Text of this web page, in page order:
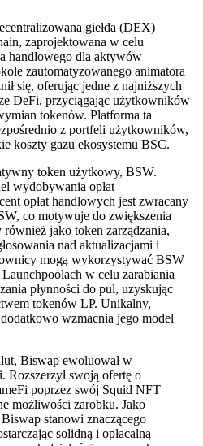
giełda (DEX)
zaprojektowana w celu
handlowego dla aktywów
zautomatyzowanego animatora
się, oferując jedne z najniższych
DeFi, przyciągając użytkowników
tokenów. Platforma ta
z portfeli użytkowników,
koszty gazu ekosystemu BSC.
token użytkowy, BSW.
wydobywania opłat
opłat handlowych jest zwracany
co motywuje do zwiększenia
jako token zarządzania,
nad aktualizacjami i
mogą wykorzystywać BSW
w celu zarabiania
płynności do pul, uzyskując
tokenów LP. Unikalny,
wzmacnia jego model
Biswap ewoluował w
Rozszerzył swoją ofertę o
poprzez swój Squid NFT
możliwości zarobku. Jako
stanowi znaczącego
solidną i opłacalną